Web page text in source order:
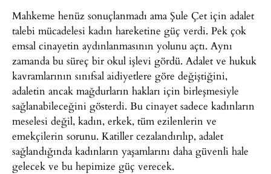
Mahkeme henüz sonuçlanmadı ama Şule Çet için adalet
talebi mücadelesi kadın hareketine güç verdi. Pek çok
emsal cinayetin aydınlanmasının yolunu açtı. Aynı
zamanda bu süreç bir okul işlevi gördü. Adalet ve hukuk
kavramlarının sınıfsal aidiyetlere göre değiştiğini,
adaletin ancak mağdurların hakları için birleşmesiyle
sağlanabileceğini gösterdi. Bu cinayet sadece kadınların
meselesi değil, kadın, erkek, tüm ezilenlerin ve
emekçilerin sorunu. Katiller cezalandırılıp, adalet
sağlandığında kadınların yaşamlarını daha güvenli hale
gelecek ve bu hepimize güç verecek.